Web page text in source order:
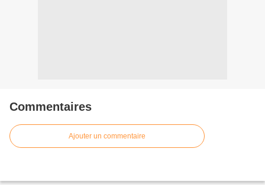
Commentaires
Ajouter un commentaire